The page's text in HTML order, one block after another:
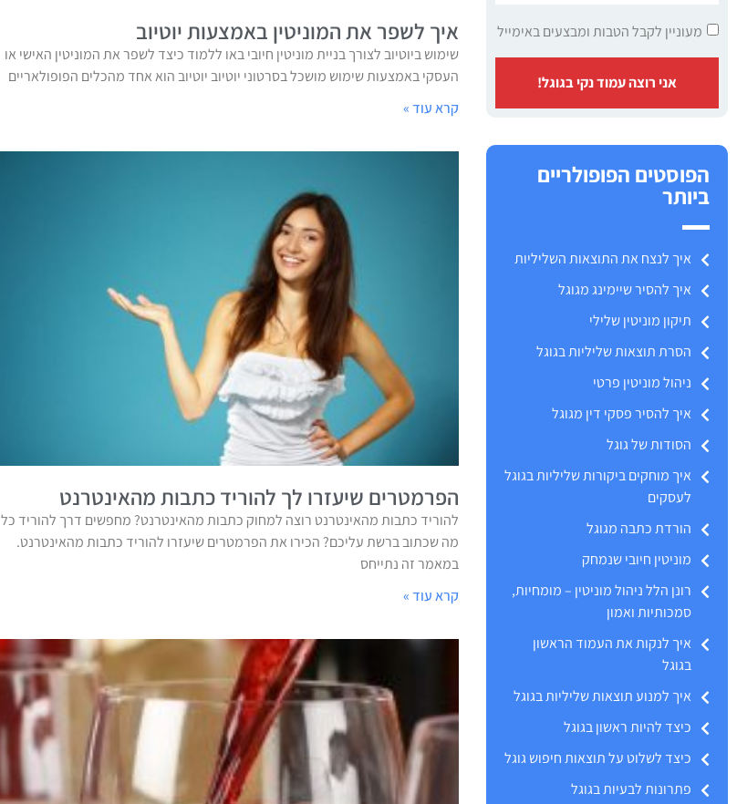
מעוניין לקבל הטבות ומבצעים באימייל
אני רוצה עמוד נקי בגוגל!
הפוסטים הפופולריים
ביותר
איך לנצח את התוצאות השליליות
איך להסיר שיימינג מגוגל
תיקון מוניטין שלילי
הסרת תוצאות שליליות בגוגל
ניהול מוניטין פרטי
איך להסיר פסקי דין מגוגל
הסודות של גוגל
איך מוחקים ביקורות שליליות בגוגל
לעסקים
הורדת כתבה מגוגל
מוניטין חיובי שנמחק
רונן הלל ניהול מוניטין – מומחיות,
סמכותיות ואמון
איך לנקות את העמוד הראשון
בגוגל
איך למנוע תוצאות שליליות בגוגל
כיצד להיות ראשון בגוגל
כיצד לשלוט על תוצאות חיפוש גוגל
פתרונות לבעיות בגוגל
איך לשפר את המוניטין באמצעות יוטיוב
שימוש ביוטיוב לצורך בניית מוניטין חיובי באו ללמוד כיצד לשפר את המוניטין האישי או
העסקי באמצעות שימוש מושכל בסרטוני יוטיוב יוטיוב הוא אחד מהכלים הפופולאריים
קרא עוד »
הפרמטרים שיעזרו לך להוריד כתבות מהאינטרנט
להוריד כתבות מהאינטרנט רוצה למחוק כתבות מהאינטרנט? מחפשים דרך להוריד כל
מה שכתוב ברשת עליכם? הכירו את הפרמטרים שיעזרו להוריד כתבות מהאינטרנט.
במאמר זה נתייחס
קרא עוד »